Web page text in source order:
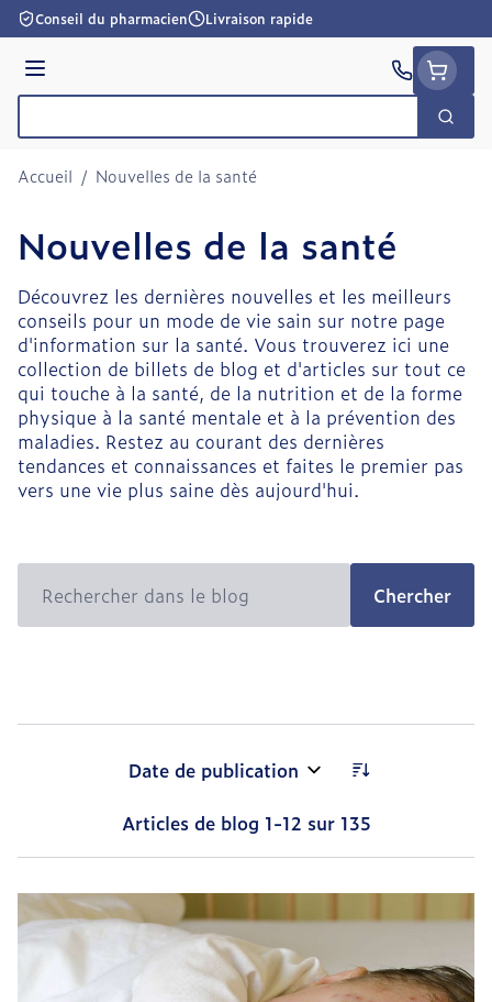
Aller au contenu
Conseil du pharmacien Livraison rapide
Menu
Accueil / Nouvelles de la santé
Nouvelles de la santé
Découvrez les dernières nouvelles et les meilleurs
conseils pour un mode de vie sain sur notre page
d'information sur la santé. Vous trouverez ici une
collection de billets de blog et d'articles sur tout ce
qui touche à la santé, de la nutrition et de la forme
physique à la santé mentale et à la prévention des
maladies. Restez au courant des dernières
tendances et connaissances et faites le premier pas
vers une vie plus saine dès aujourd'hui.
Chercher
Articles de blog 1-12 sur 135